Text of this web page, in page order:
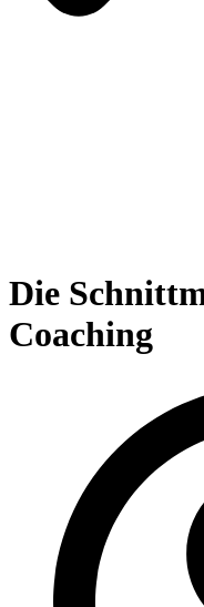
Die
Coaching